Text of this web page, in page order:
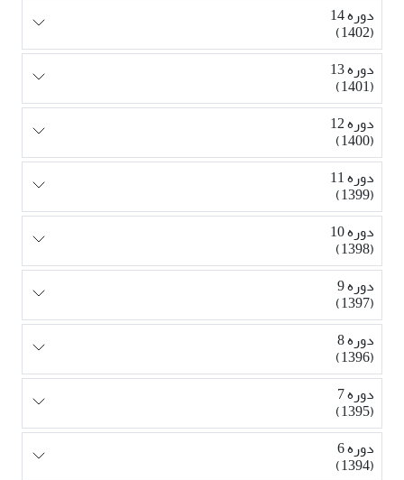
دوره 14
(1402)
دوره 13
(1401)
دوره 12
(1400)
دوره 11
(1399)
دوره 10
(1398)
دوره 9
(1397)
دوره 8
(1396)
دوره 7
(1395)
دوره 6
(1394)